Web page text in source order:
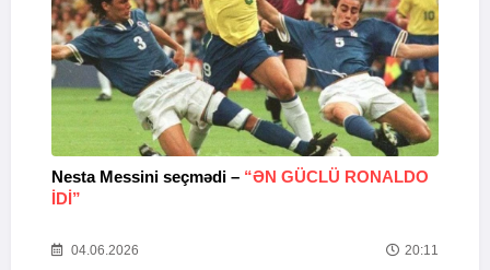
Nesta Messini seçmədi – “ƏN GÜCLÜ RONALDO
IDI”
04.06.2026 20:11